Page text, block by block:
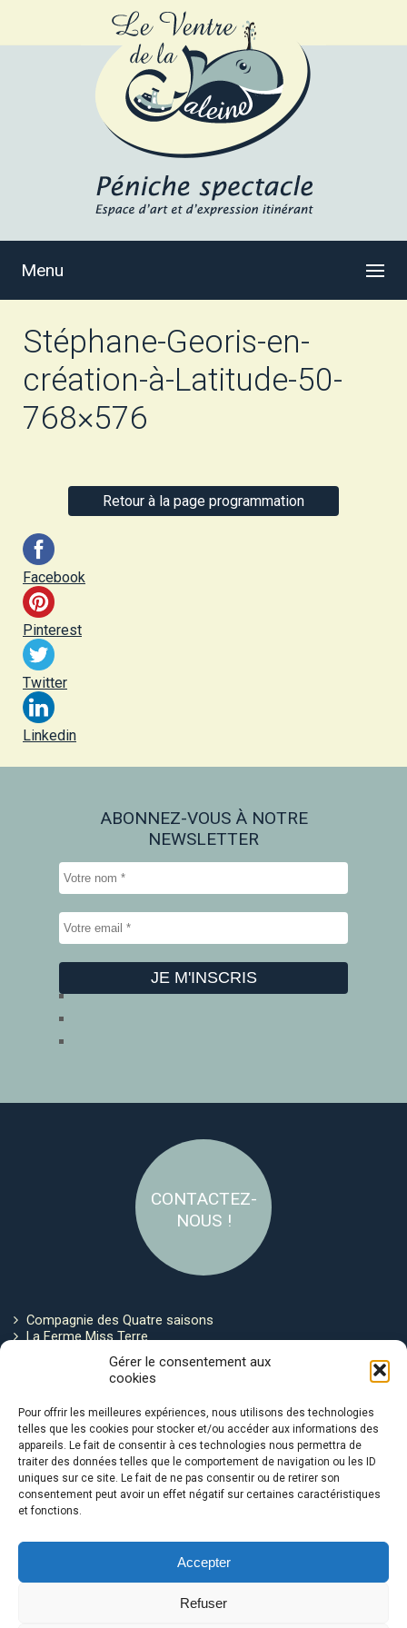
Gérer le consentement aux
cookies
Pour offrir les meilleures expériences, nous utilisons des technologies
telles que les cookies pour stocker et/ou accéder aux informations des
appareils. Le fait de consentir à ces technologies nous permettra de
traiter des données telles que le comportement de navigation ou les ID
uniques sur ce site. Le fait de ne pas consentir ou de retirer son
consentement peut avoir un effet négatif sur certaines caractéristiques
et fonctions.
Accepter
Refuser
Menu
Stéphane-Georis-en-
création-à-Latitude-50-
768×576
Retour à la page programmation
Facebook
Pinterest
Twitter
Linkedin
ABONNEZ-VOUS À NOTRE
NEWSLETTER
CONTACTEZ-
NOUS !
Compagnie des Quatre saisons
La Ferme Miss Terre
Politique de cookies
Avec le soutien de :